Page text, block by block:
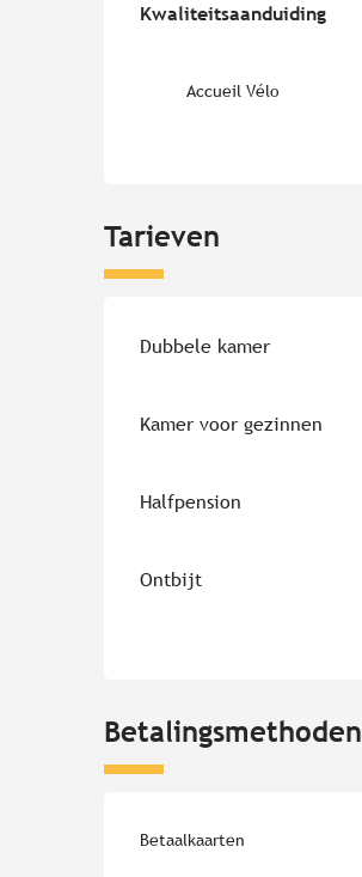
Kwaliteitsaanduiding
Kwaliteitsaanduiding
Accueil Vélo
Tarieven
Tarieven 2026
Dubbele kamer
Kamer voor gezinnen
Halfpension
Ontbijt
Betalingsmethoden
Betaalkaarten